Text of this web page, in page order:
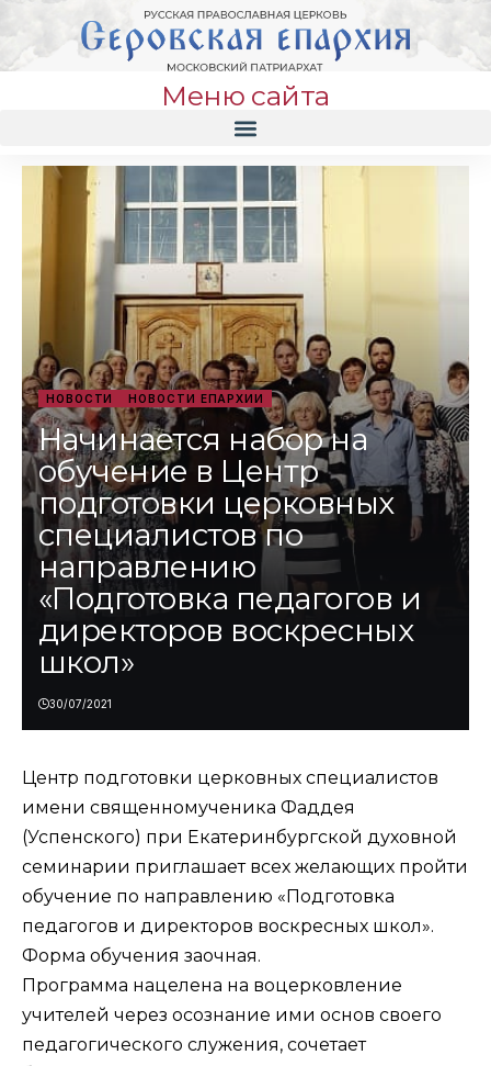
Меню сайта
НОВОСТИ НОВОСТИ ЕПАРХИИ
Начинается набор на
обучение в Центр
подготовки церковных
специалистов по
направлению
«Подготовка педагогов и
директоров воскресных
школ»
30/07/2021
Центр подготовки церковных специалистов
имени священномученика Фаддея
(Успенского) при Екатеринбургской духовной
семинарии приглашает всех желающих пройти
обучение по направлению «Подготовка
педагогов и директоров воскресных школ».
Форма обучения заочная.
Программа нацелена на воцерковление
учителей через осознание ими основ своего
педагогического служения, сочетает